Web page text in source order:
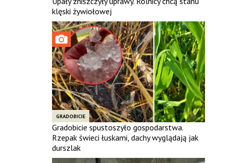
klęski żywiołowej
GRADOBICIE
Gradobicie spustoszyło gospodarstwa.
Rzepak świeci łuskami, dachy wyglądają jak
durszlak